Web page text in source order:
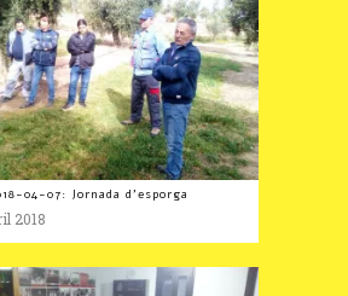
04-07: Jornada d’esporga
2018